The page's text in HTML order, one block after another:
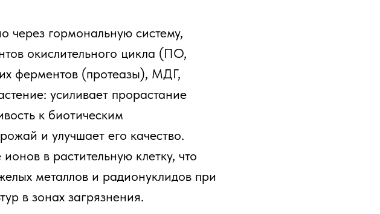
через гормональную систему,
окислительного цикла (ПО,
ферментов (протеазы), МДГ,
усиливает прорастание
к биотическим
и улучшает его качество.
в растительную клетку, что
металлов и радионуклидов при
в зонах загрязнения.